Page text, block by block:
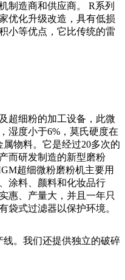
制造商和供应商。 R系列
优化升级改造，具有低损
小等优点，它比传统的雷
超细粉的加工设备，此微
湿度小于6%，莫氏硬度在
物料。它是经过20多次的
而研发制造的新型磨粉
超细微粉磨粉机主要用
涂料、颜料和化妆品行
惠、产量大，并且一年只
袋式过滤器以保护环境。
。我们还提供独立的破碎